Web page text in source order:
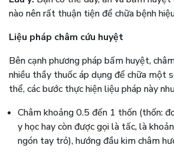
nào nên rất thuận tiện để chữa bệnh
Liệu pháp châm cứu huyệt
Bên cạnh phương pháp bấm huyệt,
nhiều thầy thuốc áp dụng để chữa một
thể, các bước thực hiện liệu pháp này
Châm khoảng 0.5 đến 1 thốn (thốn:
y học hay còn được gọi là tấc, là
ngón tay trỏ), hướng đầu kim châm